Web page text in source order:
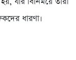
ধারণা।